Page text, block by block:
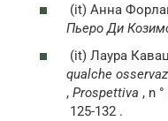
(it) Анна
Пьеро Ди
(it) Лаура
qualche
, Prospettiva , n
125-132 .